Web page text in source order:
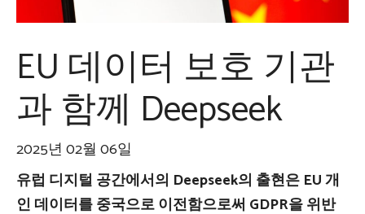
EU 데이터 보호 기관
과 함께 Deepseek
2025년 02월 06일
유럽 ​​디지털 공간에서의 Deepseek의 출현은 EU 개
인 데이터를 중국으로 이전함으로써 GDPR을 위반